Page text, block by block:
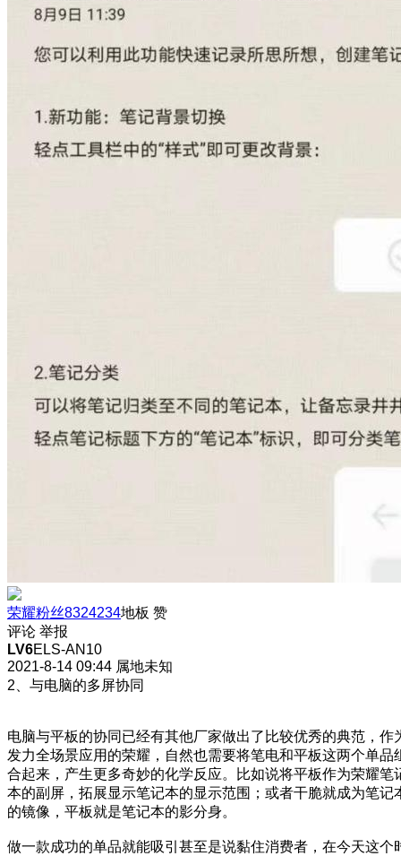
荣耀粉丝8324234地板 赞
评论 举报
LV6ELS-AN10
2021-8-14 09:44 属地未知
2、与电脑的多屏协同
电脑与平板的协同已经有其他厂家做出了比较优秀的典范，作
发力全场景应用的荣耀，自然也需要将笔电和平板这两个单品
合起来，产生更多奇妙的化学反应。比如说将平板作为荣耀笔
本的副屏，拓展显示笔记本的显示范围；或者干脆就成为笔记
的镜像，平板就是笔记本的影分身。
做一款成功的单品就能吸引甚至是说黏住消费者，在今天这个